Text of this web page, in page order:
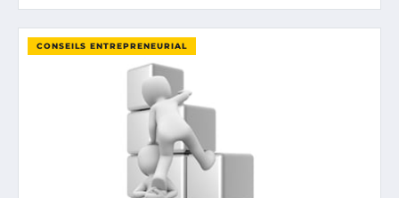
CONSEILS ENTREPRENEURIAL